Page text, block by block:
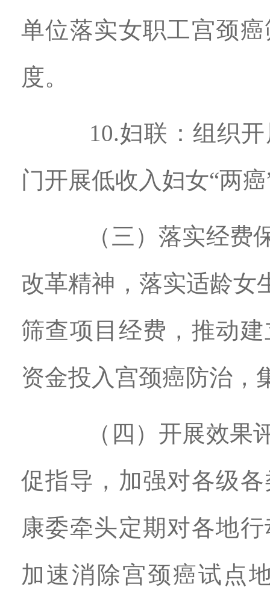
单位落实女职工宫颈
度。
10.妇联：组织开
门开展低收入妇女“两
（三）落实经费保
改革精神，落实适龄女
筛查项目经费，推动
资金投入宫颈癌防治，
（四）开展效果评
促指导，加强对各级
康委牵头定期对各地
加速消除宫颈癌试点